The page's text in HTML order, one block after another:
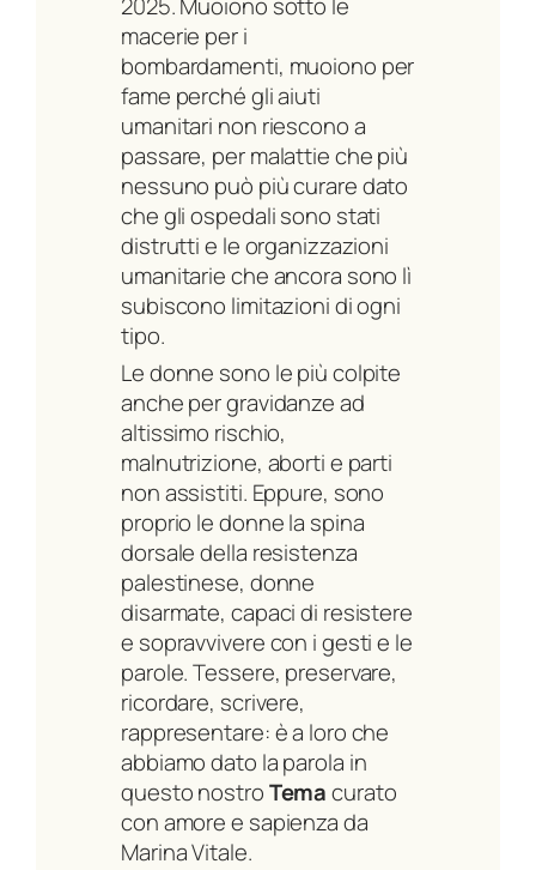
macerie per i
bombardamenti, muoiono per
fame perché gli aiuti
umanitari non riescono a
passare, per malattie che più
nessuno può più curare dato
che gli ospedali sono stati
distrutti e le organizzazioni
umanitarie che ancora sono lì
subiscono limitazioni di ogni
tipo.
Le donne sono le più colpite
anche per gravidanze ad
altissimo rischio,
malnutrizione, aborti e parti
non assistiti. Eppure, sono
proprio le donne la spina
dorsale della resistenza
palestinese, donne
disarmate, capaci di resistere
e sopravvivere con i gesti e le
parole. Tessere, preservare,
ricordare, scrivere,
rappresentare: è a loro che
abbiamo dato la parola in
questo nostroTemacurato
con amore e sapienza da
Marina Vitale.